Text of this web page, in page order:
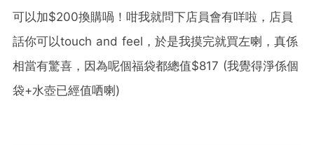
可以加$200換購喎！咁我就問下店員會有咩啦，店員
話你可以touch and feel，於是我摸完就買左喇，真係
相當有驚喜，因為呢個福袋都總值$817 (我覺得淨係個
袋+水壺已經值哂喇)